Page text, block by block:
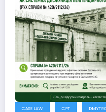
CASE LAW CPT